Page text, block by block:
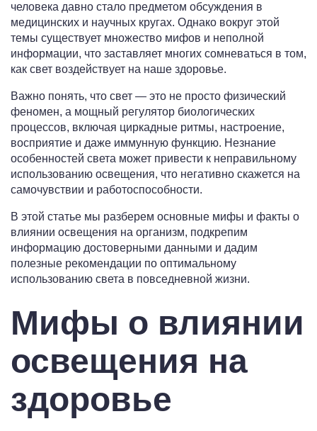
человека давно стало предметом обсуждения в
медицинских и научных кругах. Однако вокруг этой
темы существует множество мифов и неполной
информации, что заставляет многих сомневаться в том,
как свет воздействует на наше здоровье.
Важно понять, что свет — это не просто физический
феномен, а мощный регулятор биологических
процессов, включая циркадные ритмы, настроение,
восприятие и даже иммунную функцию. Незнание
особенностей света может привести к неправильному
использованию освещения, что негативно скажется на
самочувствии и работоспособности.
В этой статье мы разберем основные мифы и факты о
влиянии освещения на организм, подкрепим
информацию достоверными данными и дадим
полезные рекомендации по оптимальному
использованию света в повседневной жизни.
Мифы о влиянии
освещения на
здоровье